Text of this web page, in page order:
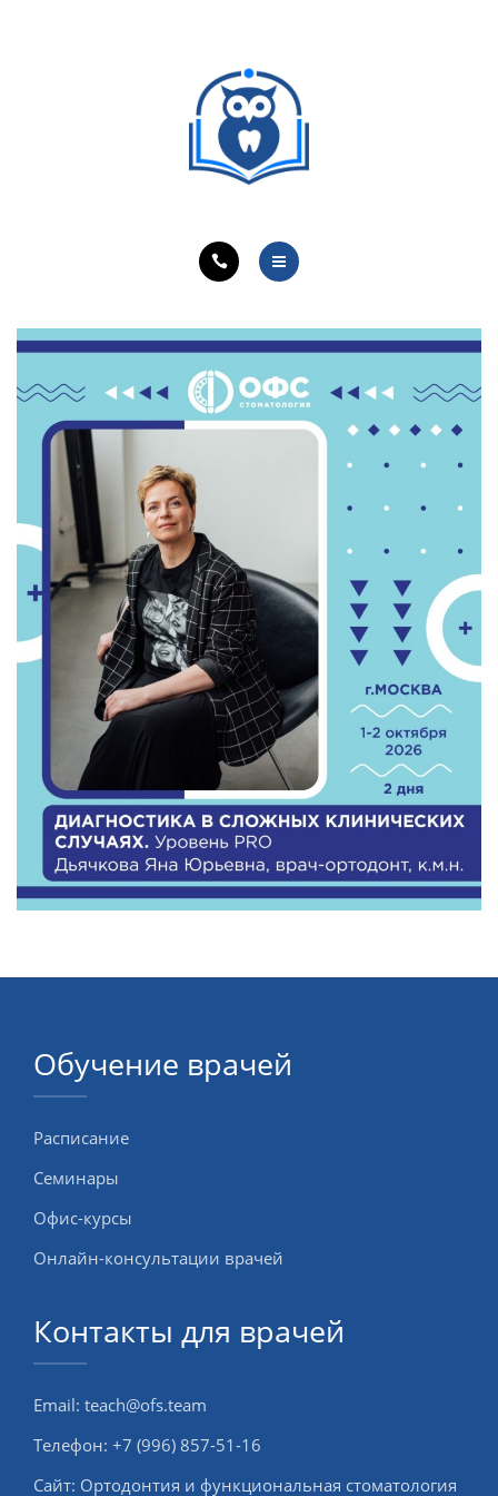
ЛЕЧЕБНАЯ ДЕЯТЕЛЬНОСТЬ
НОВОСТИ
ОБУЧЕНИЕ ВРАЧЕЙ
ЛЕЧЕБНАЯ ДЕЯТЕЛЬНОСТЬ
ОНЛАЙН-КУРСЫ
КОНТАКТЫ
Обучение врачей
Расписание
Семинары
Офис-курсы
Онлайн-консультации врачей
Контакты для врачей
Email: teach@ofs.team
Телефон: +7 (996) 857-51-16
Сайт: Ортодонтия и функциональная стоматология